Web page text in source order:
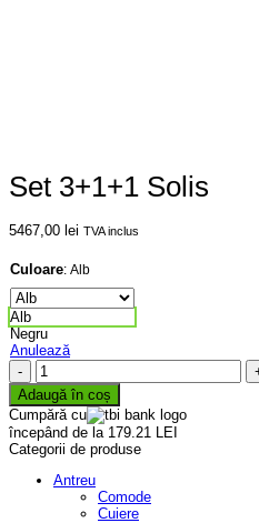
Set 3+1+1 Solis
5467,00 lei TVA inclus
Culoare: Alb
Alb
Negru
Anulează
Cantitate
Set
3+1+1
Solis
Adaugă în coș
Cumpără cu
începând de la 179.21 LEI
Categorii de produse
Antreu
Comode
Cuiere